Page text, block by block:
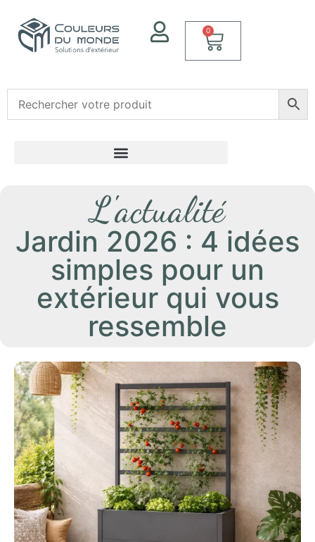
0
L'actualité
Jardin 2026 : 4 idées
simples pour un
extérieur qui vous
ressemble